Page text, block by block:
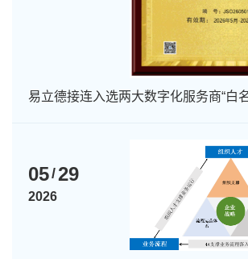
易立德接连入选两大数字化服务商“白
05/29
2026